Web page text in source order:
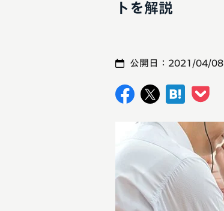
トを解説
公開日： 2021/04/08